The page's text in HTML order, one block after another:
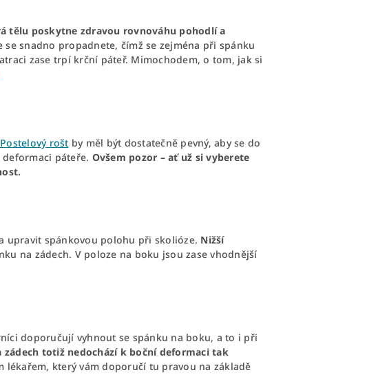
tělu poskytne zdravou rovnováhu pohodlí a
se snadno propadnete, čímž se zejména při spánku
zase trpí krční páteř. Mimochodem, o tom, jak si
Postelový rošt by měl být dostatečně pevný, aby se do
páteře. Ovšem pozor – ať už si vyberete
upravit spánkovou polohu při skolióze. Nižší
na zádech. V poloze na boku jsou zase vhodnější
doporučují vyhnout se spánku na boku, a to i při
zádech totiž nedochází k boční deformaci tak
lékařem, který vám doporučí tu pravou na základě